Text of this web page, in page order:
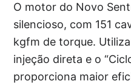
O motor do Novo
silencioso, com 151
kgfm de torque.
injeção direta e o
proporciona maior